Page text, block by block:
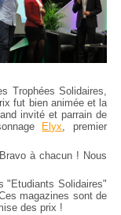
Trophées Solidaires,
fut bien animée et la
invité et parrain de
Elyx, premier
à chacun ! Nous
"Etudiants Solidaires"
magazines sont de
des prix !